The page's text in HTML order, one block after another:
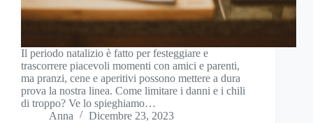
Il periodo natalizio è fatto per festeggiare e
trascorrere piacevoli momenti con amici e parenti,
ma pranzi, cene e aperitivi possono mettere a dura
prova la nostra linea. Come limitare i danni e i chili
di troppo? Ve lo spieghiamo…
Anna
Dicembre 23, 2023